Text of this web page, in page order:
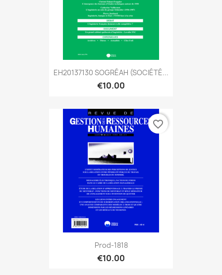
EH20137130 SOGRÉAH (SOCIÉTÉ...
€10.00
Prod-1818
€10.00
favorite_border